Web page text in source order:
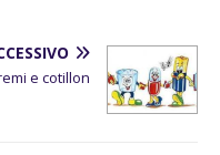
e cotillon